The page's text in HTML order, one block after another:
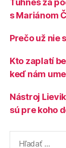
s Mariánom
Prečo už nie
Kto zaplatí
keď nám
Nástroj
sú pre koho